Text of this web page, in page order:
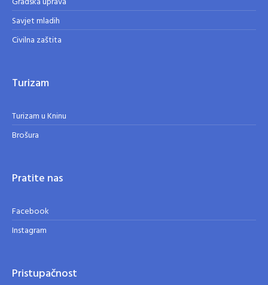
Savjet mladih
Civilna zaštita
Turizam
Turizam u Kninu
Brošura
Pratite nas
Facebook
Instagram
Pristupačnost